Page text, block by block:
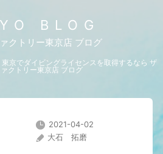
BLOG
クトリー東京店 ブログ
京でダイビングライセンスを取得するなら ザ
クトリー東京店 ブログ
2021-04-02
大石 拓磨